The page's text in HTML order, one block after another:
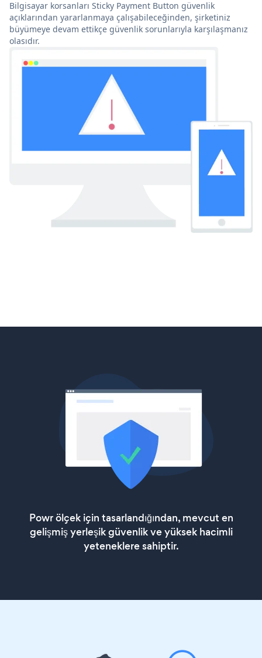
Bilgisayar korsanları Sticky Payment Button güvenlik
açıklarından yararlanmaya çalışabileceğinden, şirketiniz
büyümeye devam ettikçe güvenlik sorunlarıyla karşılaşmanız
olasıdır.
Powr ölçek için tasarlandığından, mevcut en
gelişmiş yerleşik güvenlik ve yüksek hacimli
yeteneklere sahiptir.